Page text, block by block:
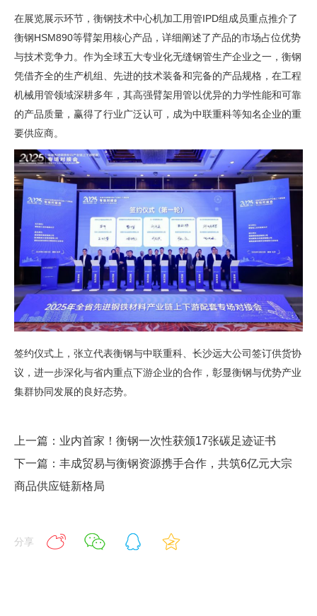
在展览展示环节，衡钢技术中心机加工用管IPD组成员重点推介了
衡钢 HSM890等臂架用核心产品，详细阐述了产品的市场占位优势
与技术竞争力。作为全球五大专业化无缝钢管生产企业之一，衡钢
凭借齐全的生产机组、先进的技术装备和完备的产品规格，在工程
机械用管领域深耕多年，其高强臂架用管以优异的力学性能和可靠
的产品质量，赢得了行业广泛认可，成为中联重科等知名企业的重
要供应商。
签约仪式上，张立代表衡钢与中联重科、长沙远大公司签订供货协
议，进一步深化与省内重点下游企业的合作，彰显衡钢与优势产业
集群协同发展的良好态势。
上一篇：业内首家！衡钢一次性获颁17张碳足迹证书
下一篇：丰成贸易与衡钢资源携手合作，共筑6亿元大宗
商品供应链新格局
分享